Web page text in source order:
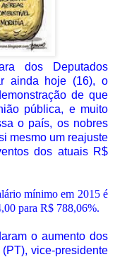
dos Deputados
ainda hoje (16), o
de que
pública, e muito
o país, os nobres
mesmo um reajuste
dos atuais R$
mínimo em 2015 é
para R$ 788,06%.
o aumento dos
vice-presidente